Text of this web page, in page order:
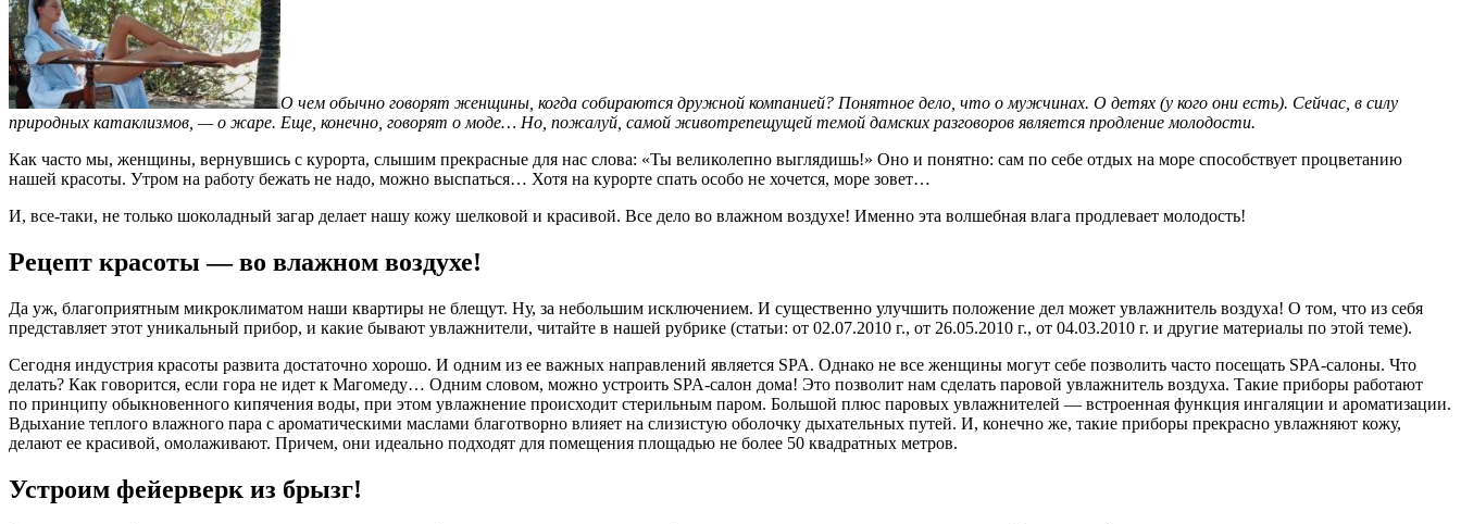
О чем обычно говорят женщины, когда собираются дружной компанией? Понятное дело, что о мужчинах. О детях (у кого они есть). Сейчас, в силу
природных катаклизмов, — о жаре. Еще, конечно, говорят о моде… Но, пожалуй, самой животрепещущей темой дамских разговоров является продление молодости.
Как часто мы, женщины, вернувшись с курорта, слышим прекрасные для нас слова: «Ты великолепно выглядишь!» Оно и понятно: сам по себе отдых на море способствует процветанию
нашей красоты. Утром на работу бежать не надо, можно выспаться… Хотя на курорте спать особо не хочется, море зовет…
И, все-таки, не только шоколадный загар делает нашу кожу шелковой и красивой. Все дело во влажном воздухе! Именно эта волшебная влага продлевает молодость!
Рецепт красоты — во влажном воздухе!
Да уж, благоприятным микроклиматом наши квартиры не блещут. Ну, за небольшим исключением. И существенно улучшить положение дел может увлажнитель воздуха! О том, что из себя
представляет этот уникальный прибор, и какие бывают увлажнители, читайте в нашей рубрике (статьи: от 02.07.2010 г., от 26.05.2010 г., от 04.03.2010 г. и другие материалы по этой теме).
Сегодня индустрия красоты развита достаточно хорошо. И одним из ее важных направлений является SPA. Однако не все женщины могут себе позволить часто посещать SPA-салоны. Что
делать? Как говорится, если гора не идет к Магомеду… Одним словом, можно устроить SPA-салон дома! Это позволит нам сделать паровой увлажнитель воздуха. Такие приборы работают
по принципу обыкновенного кипячения воды, при этом увлажнение происходит стерильным паром. Большой плюс паровых увлажнителей — встроенная функция ингаляции и ароматизации.
Вдыхание теплого влажного пара с ароматическими маслами благотворно влияет на слизистую оболочку дыхательных путей. И, конечно же, такие приборы прекрасно увлажняют кожу,
делают ее красивой, омолаживают. Причем, они идеально подходят для помещения площадью не более 50 квадратных метров.
Устроим фейерверк из брызг!